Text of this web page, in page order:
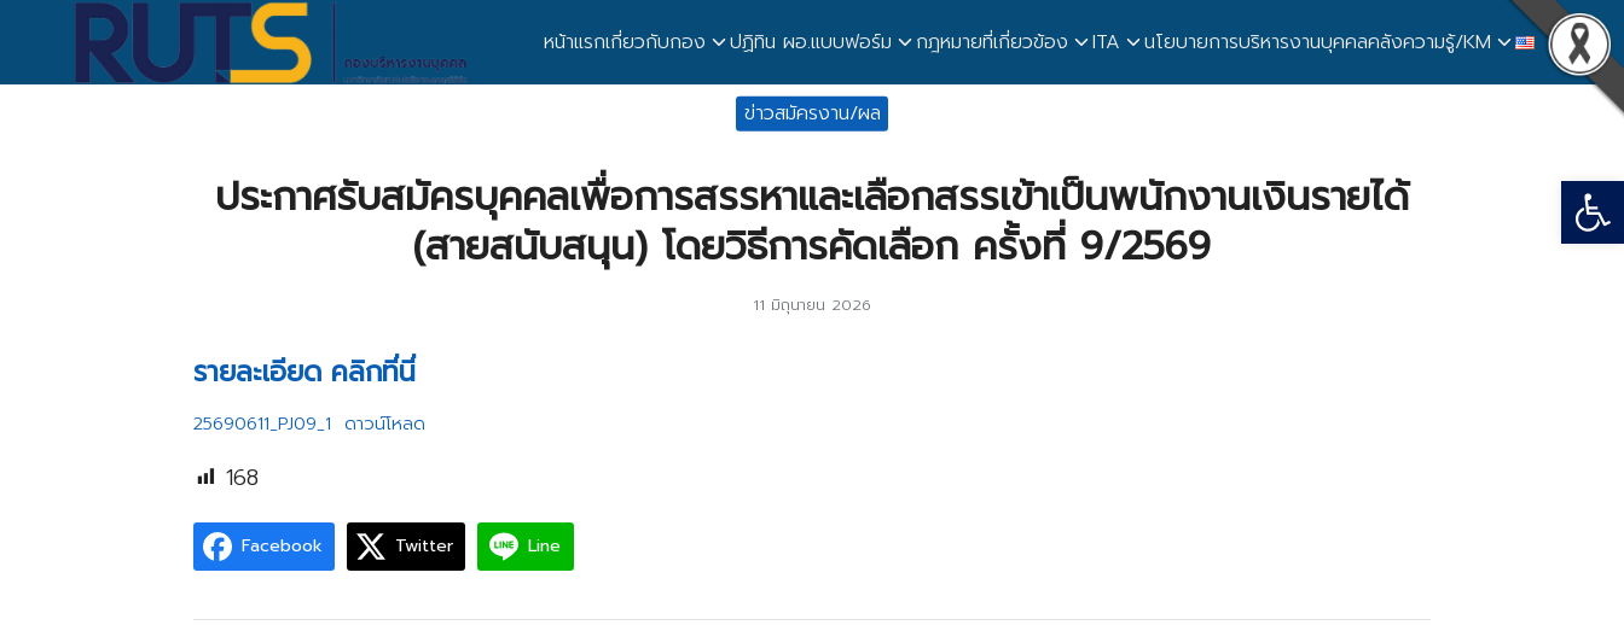
หน้าแรกเกี่ยวกับกอง ปฏิทิน ผอ.แบบฟอร์ม กฎหมายที่เกี่ยวข้อง ITA นโยบายการบริหารงานบุคคลคลังความรู้/KM
ข่าวสมัครงาน/ผล
ประกาศรับสมัครบุคคลเพื่อการสรรหาและเลือกสรรเข้าเป็นพนักงานเงินรายได้
(สายสนับสนุน) โดยวิธีการคัดเลือก ครั้งที่ 9/2569
11 มิถุนายน 2026
รายละเอียด คลิกที่นี่
25690611_PJ09_1 ดาวน์โหลด
168
Facebook Twitter Line